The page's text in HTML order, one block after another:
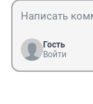
Гость
Войти